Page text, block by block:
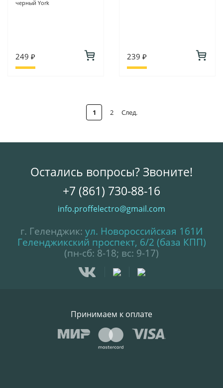
черный York
249 ₽ 239 ₽
1 2 След.
Остались вопросы? Звоните!
+7 (861) 730-88-16
info.proffelectro@gmail.com
г. Геленджик: ул. Новороссийская 161И
Геленджикский проспект, 6/2 (база КПП)
(пн-сб: 8-18; вс: 9-17)
Принимаем к оплате